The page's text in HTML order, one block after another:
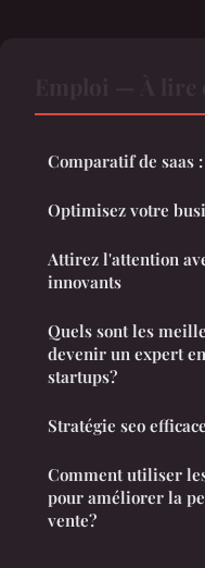
Comparatif de saas
Optimisez votre
Attirez l'attention
innovants
Quels sont les
devenir un expert
startups?
Stratégie seo
Comment utiliser
pour améliorer la
vente?